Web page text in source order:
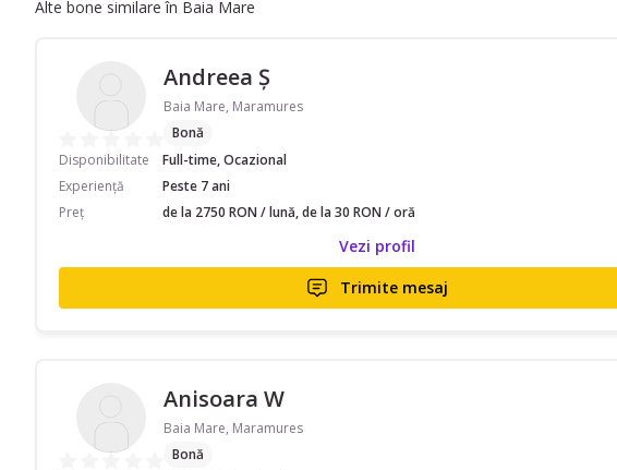
Alte bone similare în Baia Mare
Andreea Ş
Baia Mare, Maramures
Bonă
Disponibilitate
Full-time, Ocazional
Experiență
Peste 7 ani
Preț
de la 2750 RON / lună, de la 30 RON / oră
Vezi profil
Trimite mesaj
Anisoara W
Baia Mare, Maramures
Bonă